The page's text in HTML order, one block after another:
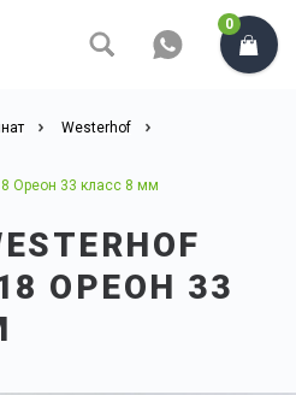
0
Westerhof
Ореон 33 класс 8 мм
ОРЕОН 33